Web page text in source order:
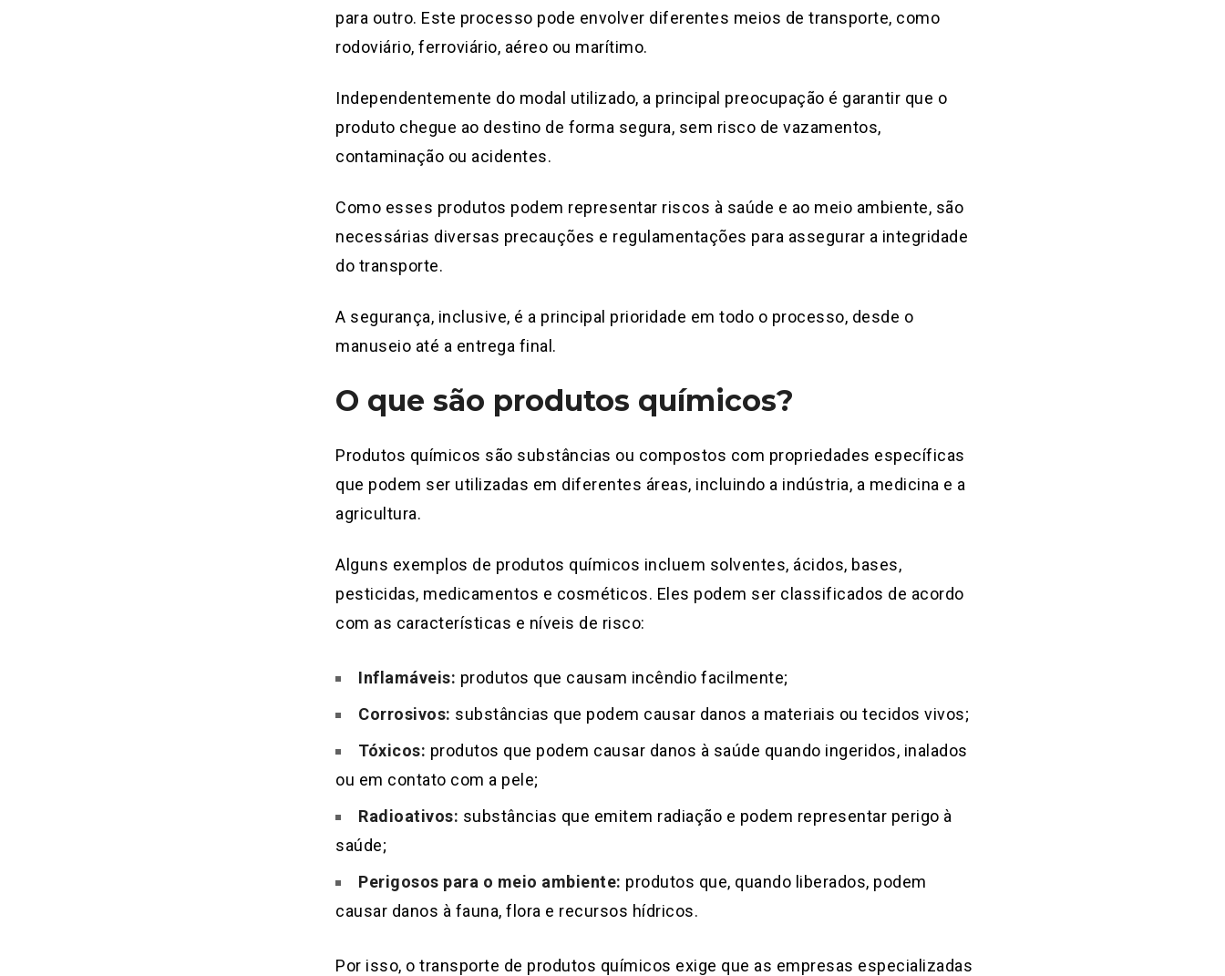
para outro. Este processo pode envolver diferentes meios de transporte, como
rodoviário, ferroviário, aéreo ou marítimo.
Independentemente do modal utilizado, a principal preocupação é garantir que o
produto chegue ao destino de forma segura, sem risco de vazamentos,
contaminação ou acidentes.
Como esses produtos podem representar riscos à saúde e ao meio ambiente, são
necessárias diversas precauções e regulamentações para assegurar a integridade
do transporte.
A segurança, inclusive, é a principal prioridade em todo o processo, desde o
manuseio até a entrega final.
O que são produtos químicos?
Produtos químicos são substâncias ou compostos com propriedades específicas
que podem ser utilizadas em diferentes áreas, incluindo a indústria, a medicina e a
agricultura.
Alguns exemplos de produtos químicos incluem solventes, ácidos, bases,
pesticidas, medicamentos e cosméticos. Eles podem ser classificados de acordo
com as características e níveis de risco:
Inflamáveis: produtos que causam incêndio facilmente;
Corrosivos: substâncias que podem causar danos a materiais ou tecidos vivos;
Tóxicos: produtos que podem causar danos à saúde quando ingeridos, inalados
ou em contato com a pele;
Radioativos: substâncias que emitem radiação e podem representar perigo à
saúde;
Perigosos para o meio ambiente: produtos que, quando liberados, podem
causar danos à fauna, flora e recursos hídricos.
Por isso, o transporte de produtos químicos exige que as empresas especializadas